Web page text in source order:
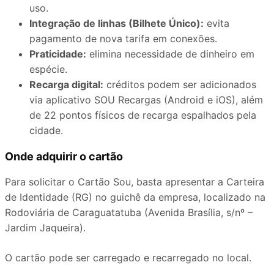
uso.
Integração de linhas (Bilhete Único): evita
pagamento de nova tarifa em conexões.
Praticidade: elimina necessidade de dinheiro em
espécie.
Recarga digital: créditos podem ser adicionados
via aplicativo SOU Recargas (Android e iOS), além
de 22 pontos físicos de recarga espalhados pela
cidade.
Onde adquirir o cartão
Para solicitar o Cartão Sou, basta apresentar a Carteira
de Identidade (RG) no guichê da empresa, localizado na
Rodoviária de Caraguatatuba (Avenida Brasília, s/nº –
Jardim Jaqueira).
O cartão pode ser carregado e recarregado no local.